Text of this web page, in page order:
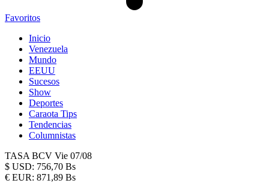
Favoritos
Inicio
Venezuela
Mundo
EEUU
Sucesos
Show
Deportes
Caraota Tips
Tendencias
Columnistas
TASA BCV Vie 07/08
$ USD: 756,70 Bs
€ EUR: 871,89 Bs